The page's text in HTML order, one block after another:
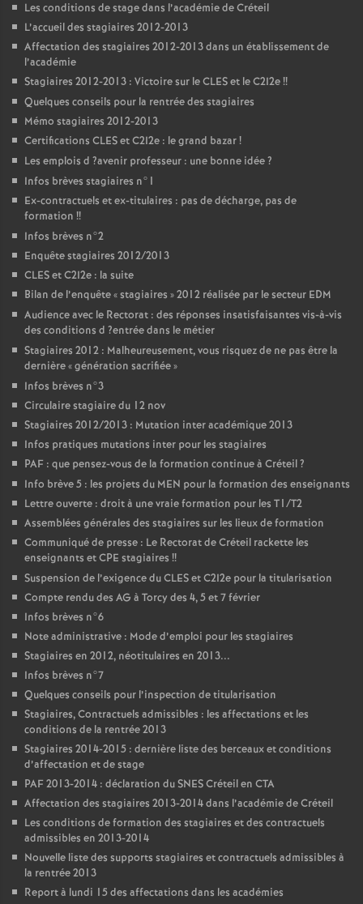
Les conditions de stage dans l’académie de Créteil
L’accueil des stagiaires 2012-2013
Affectation des stagiaires 2012-2013 dans un établissement de
l’académie
Stagiaires 2012-2013 : Victoire sur leCLESet le C2I2e!!
Quelques conseils pour la rentrée des stagiaires
Mémo stagiaires 2012-2013
Certifications CLESet C2I2e : le grand bazar!
Les emplois d ?avenir professeur : une bonne idée?
Infos brèves stagiaires n°1
Ex-contractuels et ex-titulaires : pas de décharge, pas de
formation !!
Infos brèves n°2
Enquête stagiaires 2012/2013
CLESet C2I2e : la suite
Bilan de l’enquête «stagiaires » 2012 réalisée par le secteur EDM
Audience avec le Rectorat : des réponses insatisfaisantes vis-à-vis
des conditions d ?entrée dans le métier
Stagiaires 2012 : Malheureusement, vous risquez de ne pas être la
dernière «génération sacrifiée»
Infos brèves n°3
Circulaire stagiaire du 12 nov
Stagiaires 2012/2013 : Mutation inter académique 2013
Infos pratiques mutations inter pour les stagiaires
PAF : que pensez-vous de la formation continue à Créteil?
Info brève 5 : les projets du MEN pour la formation des enseignants
Lettre ouverte : droit à une vraie formation pour les T1/T2
Assemblées générales des stagiaires sur les lieux de formation
Communiqué de presse : Le Rectorat de Créteil rackette les
enseignants etCPE stagiaires !!
Suspension de l’exigence duCLESet C2I2e pour la titularisation
Compte rendu des AG à Torcy des 4, 5 et 7 février
Infos brèves n°6
Note administrative : Mode d’emploi pour les stagiaires
Stagiaires en 2012, néotitulaires en 2013...
Infos brèves n°7
Quelques conseils pour l’inspection de titularisation
Stagiaires, Contractuels admissibles : les affectations et les
conditions de la rentrée 2013
Stagiaires 2014-2015 : dernière liste des berceaux et conditions
d’affectation et de stage
PAF2013-2014 : déclaration duSNESCréteil en CTA
Affectation des stagiaires 2013-2014 dans l’académie de Créteil
Les conditions de formation des stagiaires et des contractuels
admissibles en 2013-2014
Nouvelle liste des supports stagiaires et contractuels admissibles à
la rentrée 2013
Report à lundi 15 des affectations dans les académies